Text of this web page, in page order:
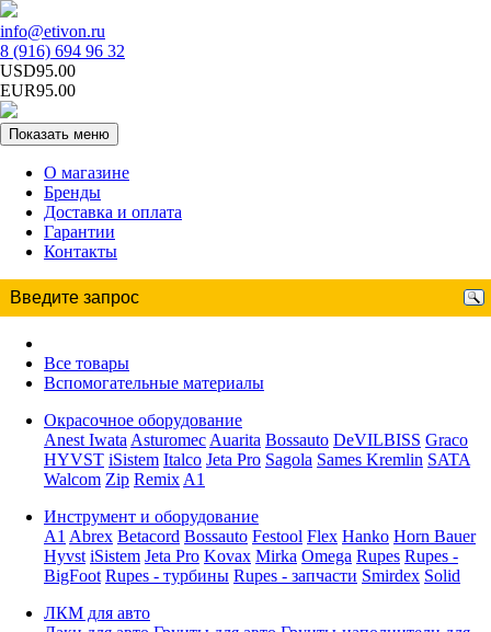
info@etivon.ru
8 (916) 694 96 32
USD95.00
EUR95.00
Показать меню
О магазине
Бренды
Доставка и оплата
Гарантии
Контакты
Все товары
Вспомогательные материалы
Окрасочное оборудование
Anest Iwata Asturomec Auarita Bossauto DeVILBISS Graco
HYVST iSistem Italco Jeta Pro Sagola Sames Kremlin SATA
Walcom Zip Remix A1
Инструмент и оборудование
A1 Abrex Betacord Bossauto Festool Flex Hanko Horn Bauer
Hyvst iSistem Jeta Pro Kovax Mirka Omega Rupes Rupes -
BigFoot Rupes - турбины Rupes - запчасти Smirdex Solid
ЛКМ для авто